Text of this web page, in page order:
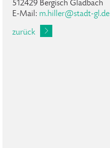
512429 Bergisch Gladbach
E-Mail: m.hiller@stadt-gl.de
zurück